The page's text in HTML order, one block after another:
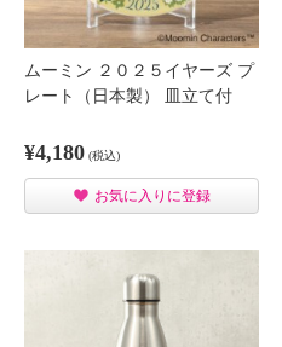
ムーミン ２０２５イヤーズ プ
レート（日本製） 皿立て付
¥4,180 (税込)
お気に入りに登録